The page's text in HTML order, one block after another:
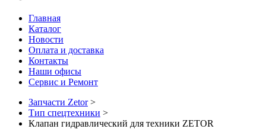
Главная
Каталог
Новости
Оплата и доставка
Контакты
Наши офисы
Сервис и Ремонт
Запчасти Zetor >
Тип спецтехники >
Клапан гидравлический для техники ZETOR